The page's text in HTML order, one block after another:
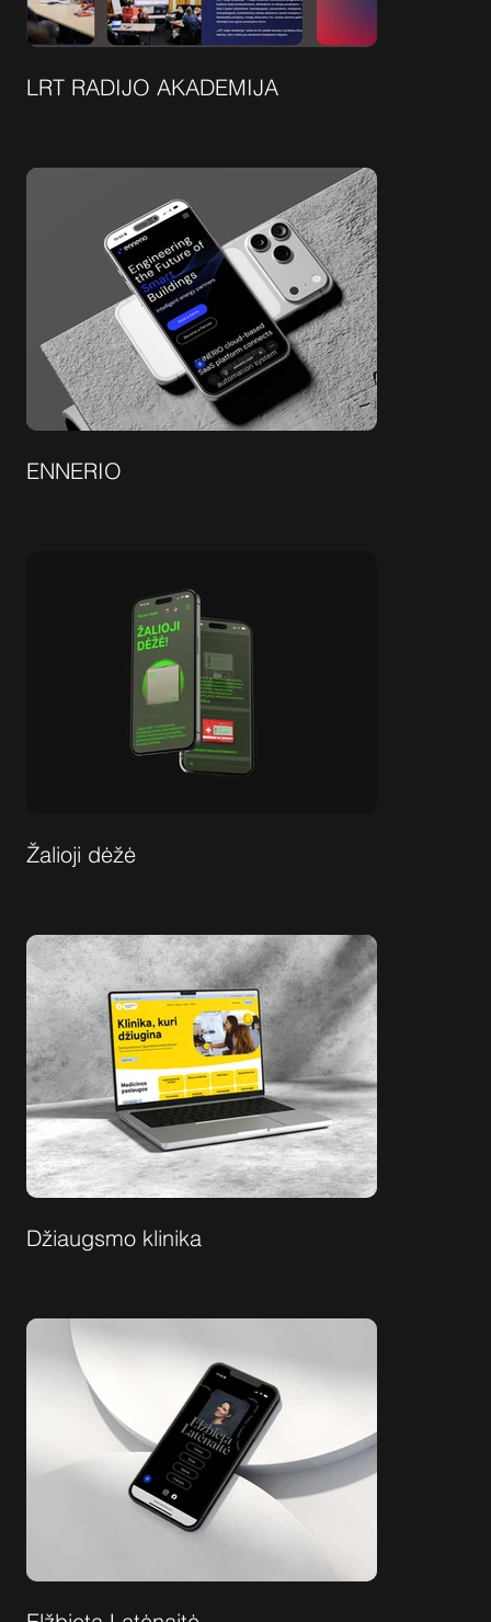
LRT RADIJO AKADEMIJA
ENNERIO
Žalioji dėžė
Džiaugsmo klinika